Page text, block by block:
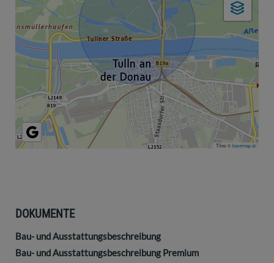
Tiles ©basemap.at
DOKUMENTE
Bau- und Ausstattungsbeschreibung
Bau- und Ausstattungsbeschreibung Premium